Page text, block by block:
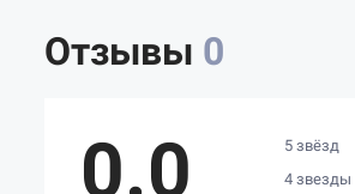
Отзывы 0
0.0 5 звёзд
4 звезды